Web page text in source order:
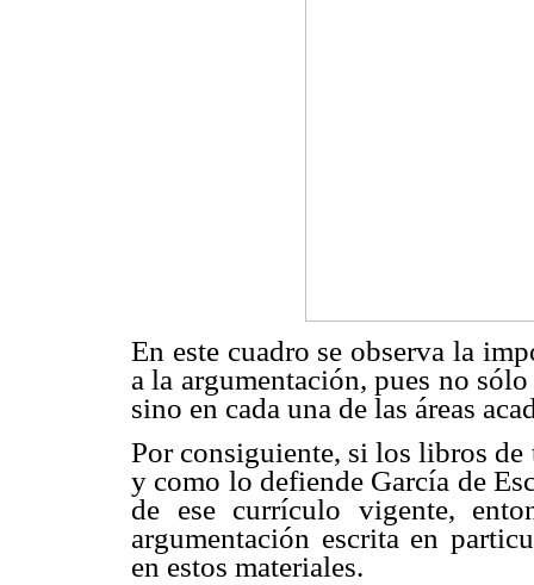
En este cuadro se observa la
a la argumentación, pues no
sino en cada una de las áreas
Por consiguiente, si los libros
y como lo defiende García de
de ese currículo vigente,
argumentación escrita en
en estos materiales.